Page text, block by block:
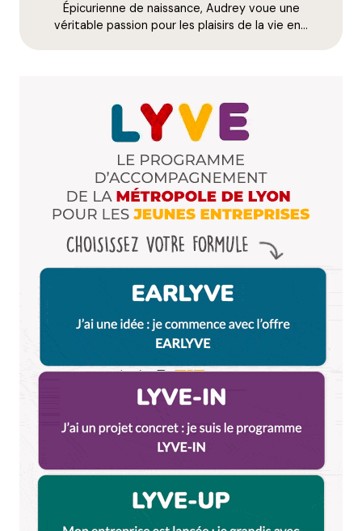
E-mail*
navigateur pour mon prochain commentaire.
Épicurienne de naissance, Audrey voue une
véritable passion pour les plaisirs de la vie en…